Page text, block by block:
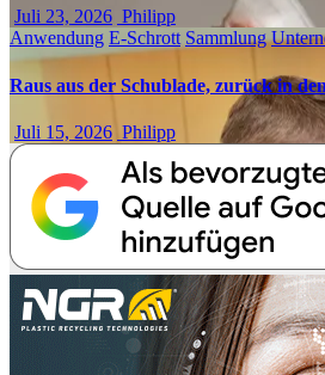
Juli 23, 2026 Philipp
Anwendung E-Schrott Sammlung
Raus aus der Schublade, zurück in
Juli 15, 2026 Philipp